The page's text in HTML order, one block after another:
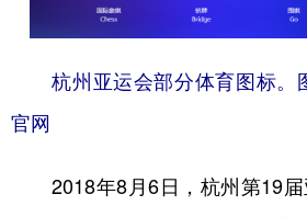
杭州亚运会部分体育图标。
官网
2018年8月6日，杭州第19届